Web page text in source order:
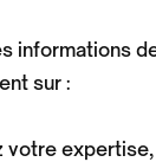
informations
sur :
votre